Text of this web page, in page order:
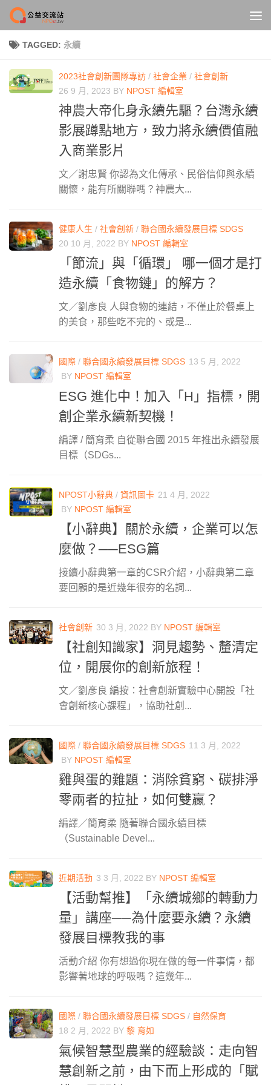
Skip to content
TAGGED: 永續
2023社會創新團隊專訪 / 社會企業 / 社會創新
26 9 月, 2023 BY NPOST 編輯室
神農大帝化身永續先驅？台灣永續
影展蹲點地方，致力將永續價值融
入商業影片
文／謝忠賢 你認為文化傳承、民俗信仰與永續
關懷，能有所關聯嗎？神農大...
健康人生 / 社會創新 / 聯合國永續發展目標 SDGS
20 10 月, 2022 BY NPOST 編輯室
「節流」與「循環」 哪一個才是打
造永續「食物鏈」的解方？
文／劉彥良 人與食物的連結，不僅止於餐桌上
的美食，那些吃不完的、或是...
國際 / 聯合國永續發展目標 SDGS 13 5 月, 2022
BY NPOST 編輯室
ESG 進化中！加入「H」指標，開
創企業永續新契機！
編譯 / 簡育柔 自從聯合國 2015 年推出永續發展
目標（SDGs...
NPOST小辭典 / 資訊圖卡 21 4 月, 2022
BY NPOST 編輯室
【小辭典】關於永續，企業可以怎
麼做？──ESG篇
接續小辭典第一章的CSR介紹，小辭典第二章
要回顧的是近幾年很夯的名詞...
社會創新 30 3 月, 2022 BY NPOST 編輯室
【社創知識家】洞見趨勢、釐清定
位，開展你的創新旅程！
文／劉彥良 編按：社會創新實驗中心開設「社
會創新核心課程」，協助社創...
國際 / 聯合國永續發展目標 SDGS 11 3 月, 2022
BY NPOST 編輯室
雞與蛋的難題：消除貧窮、碳排淨
零兩者的拉扯，如何雙贏？
編譯／簡育柔 隨著聯合國永續目標
（Sustainable Devel...
近期活動 3 3 月, 2022 BY NPOST 編輯室
【活動幫推】「永續城鄉的轉動力
量」講座──為什麼要永續？永續
發展目標教我的事
活動介紹 你有想過你現在做的每一件事情，都
影響著地球的呼吸嗎？這幾年...
國際 / 聯合國永續發展目標 SDGS / 自然保育
18 2 月, 2022 BY 黎 育如
氣候智慧型農業的經驗談：走向智
慧創新之前，由下而上形成的「賦